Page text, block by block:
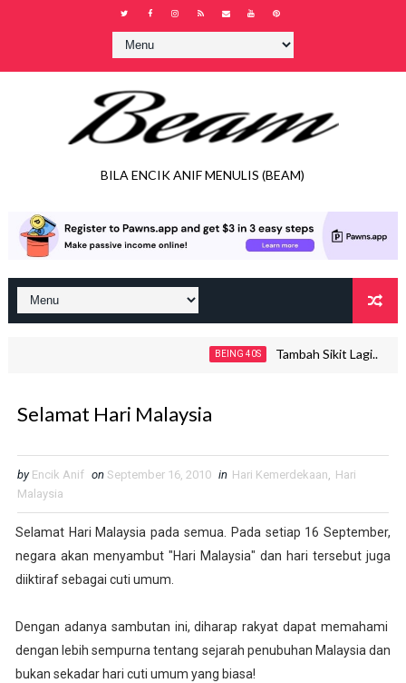
BILA ENCIK ANIF MENULIS (BEAM)
BEING 40S Tambah Sikit Lagi..
Selamat Hari Malaysia
by Encik Anif on September 16, 2010 in Hari Kemerdekaan, Hari
Malaysia
Selamat Hari Malaysia pada semua. Pada setiap 16 September,
negara akan menyambut "Hari Malaysia" dan hari tersebut juga
diiktiraf sebagai cuti umum.
Dengan adanya sambutan ini, diharap rakyat dapat memahami
dengan lebih sempurna tentang sejarah penubuhan Malaysia dan
bukan sekadar hari cuti umum yang biasa!